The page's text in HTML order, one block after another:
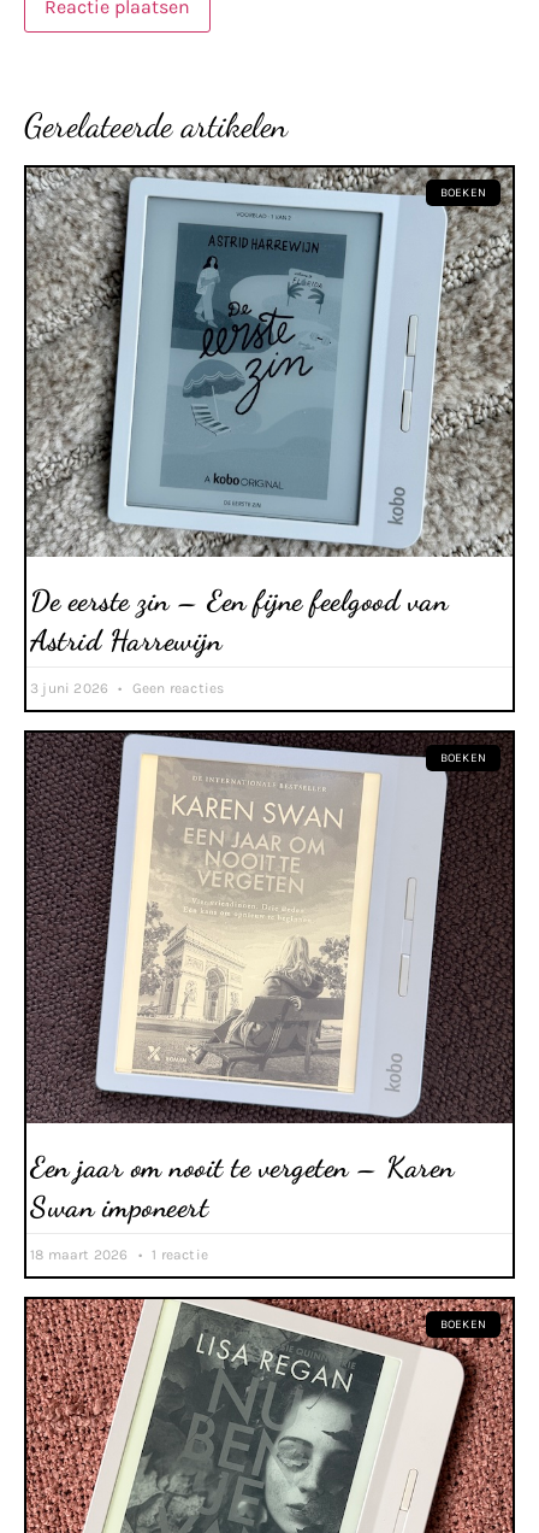
Gerelateerde artikelen
BOEKEN
De eerste zin – Een fijne feelgood van
Astrid Harrewijn
3 juni 2026 Geen reacties
BOEKEN
Een jaar om nooit te vergeten – Karen
Swan imponeert
18 maart 2026 1 reactie
BOEKEN